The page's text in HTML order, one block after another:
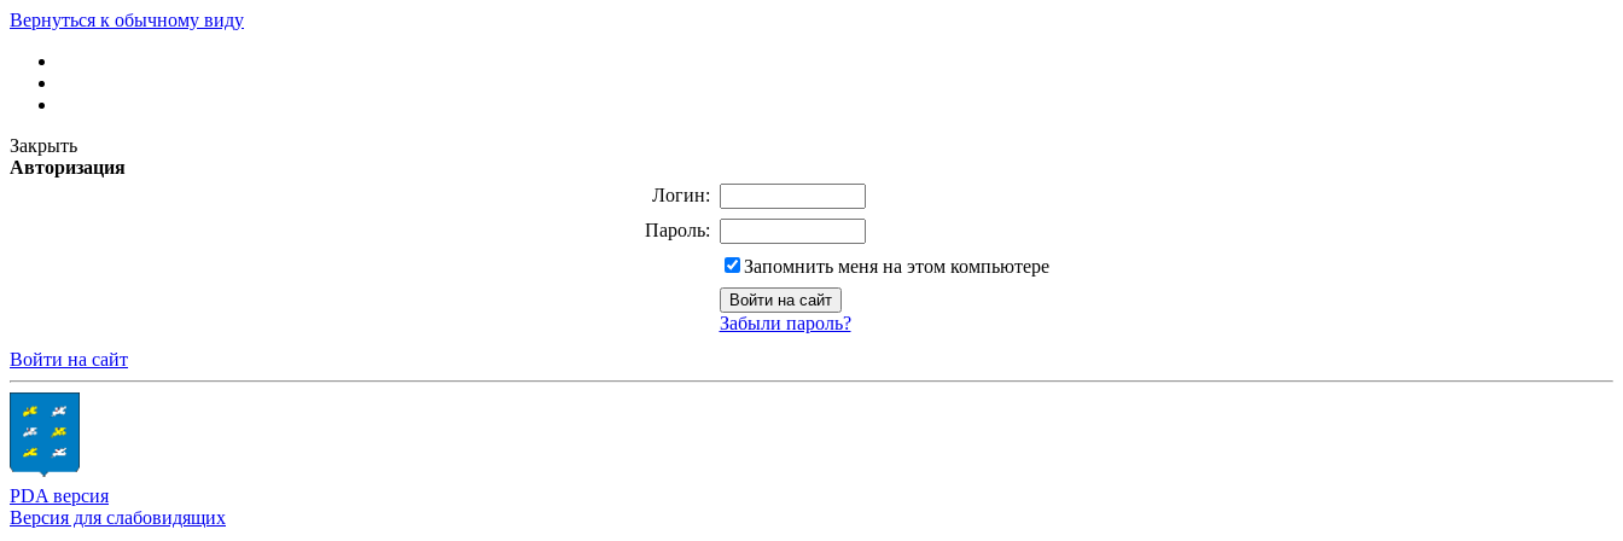
Вернуться к обычному виду
Закрыть
Авторизация
Логин:
Пароль:
Запомнить меня на этом компьютере
Забыли пароль?
Войти на сайт
PDA версия
Версия для слабовидящих